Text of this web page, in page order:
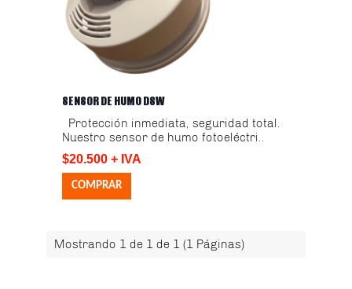
SENSOR DE HUMO DSW
Protección inmediata, seguridad total.
Nuestro sensor de humo fotoeléctri..
$20.500 + IVA
Mostrando 1 de 1 de 1 (1 Páginas)